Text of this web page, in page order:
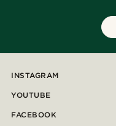
INSTAGRAM
YOUTUBE
FACEBOOK